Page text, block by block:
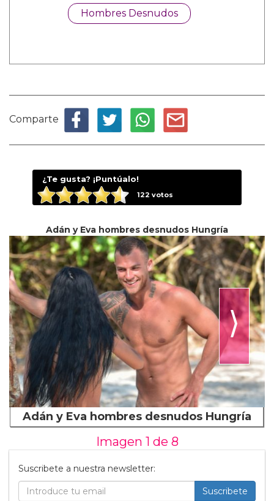
Hombres Desnudos
Comparte
¿Te gusta? ¡Puntúalo!
122 votos
Adán y Eva hombres desnudos Hungría
⟩
Adán y Eva hombres desnudos Hungría
Imagen 1 de 8
Suscribete a nuestra newsletter:
Suscribete